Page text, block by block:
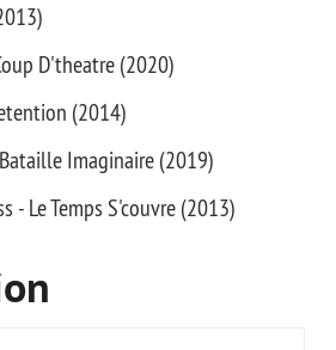
D'theatre (2020)
(2014)
Imaginaire (2019)
- Le Temps S'couvre (2013)